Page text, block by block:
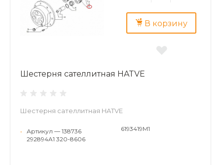
В корзину
Шестерня сателлитная HATVE
Шестерня сателлитная HATVE
•
Артикул — 138736
292894A1 320-8606
6193419M1